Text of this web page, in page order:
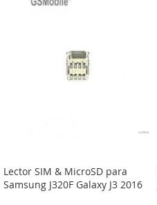
LISTACOMPARAÇÃO
Lector SIM & MicroSD para
Samsung J320F Galaxy J3 2016